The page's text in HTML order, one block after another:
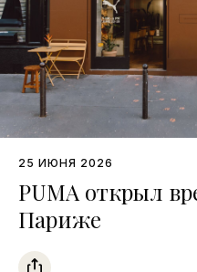
25 ИЮНЯ 2026
PUMA открыл
Париже